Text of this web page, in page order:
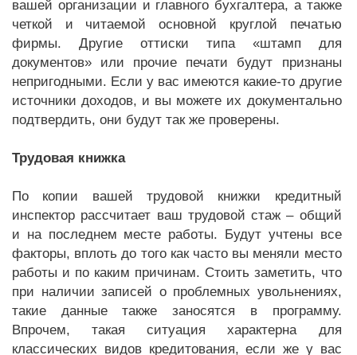
вашей организации и главного бухгалтера, а также
четкой и читаемой основной круглой печатью
фирмы. Другие оттиски типа «штамп для
документов» или прочие печати будут признаны
непригодными. Если у вас имеются какие-то другие
источники доходов, и вы можете их документально
подтвердить, они будут так же проверены.
Трудовая книжка
По копии вашей трудовой книжки кредитный
инспектор рассчитает ваш трудовой стаж – общий
и на последнем месте работы. Будут учтены все
факторы, вплоть до того как часто вы меняли место
работы и по каким причинам. Стоить заметить, что
при наличии записей о проблемных увольнениях,
такие данные также заносятся в программу.
Впрочем, такая ситуация характерна для
классических видов кредитования, если же у вас